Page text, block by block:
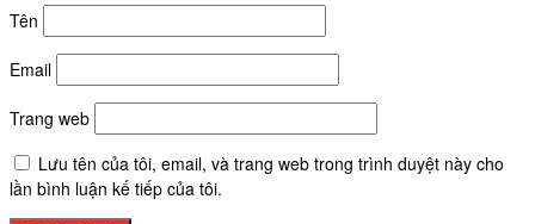
Tên
Email
Trang web
Lưu tên của tôi, email, và trang web trong trình duyệt này cho
lần bình luận kế tiếp của tôi.